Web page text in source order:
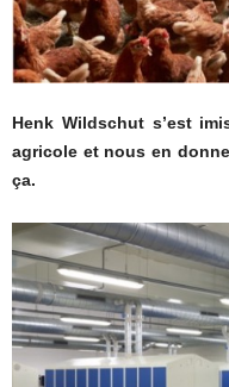
Henk Wildschut s’est
agricole et nous en
ça.